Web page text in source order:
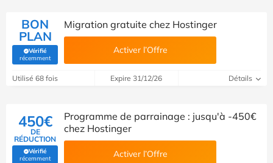
BON
PLAN
Vérifié
récemment(Vérifié par Savoo)
Migration gratuite chez Hostinger
Activer l’Offre
Utilisé 68 fois Expire 31/12/26 Détails
450€
DE
RÉDUCTION
Vérifié
récemment(Vérifié par Savoo)
Programme de parrainage : jusqu'à -450€
chez Hostinger
Activer l’Offre